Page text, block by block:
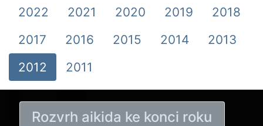
2022
2021 2020 2019
2018
2017
2016 2015 2014
2013
2012
2011
Rozvrh aikida ke konci roku